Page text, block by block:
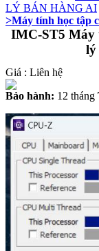
LÝ BÁN HÀNG AI
>Máy tính học tập
IMC-ST5 Máy
lý
Giá : Liên hệ
Bảo hành: 12 tháng